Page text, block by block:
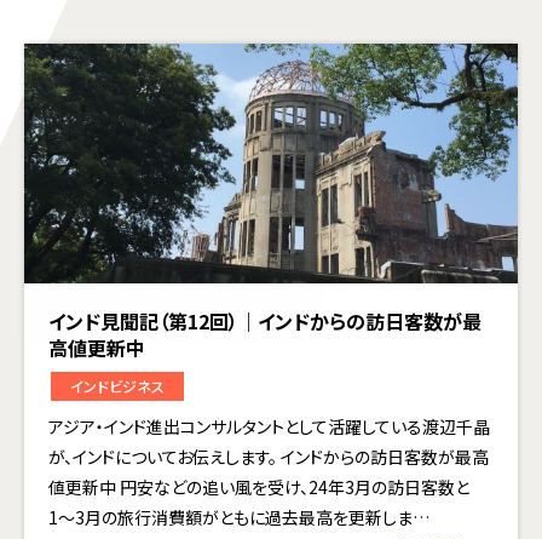
インド見聞記（第12回）｜インドからの訪日客数が最
高値更新中
インドビジネス
アジア・インド進出コンサルタントとして活躍している渡辺千晶
が、インドについてお伝えします。 インドからの訪日客数が最高
値更新中 円安などの追い風を受け、24年3月の訪日客数と
1〜3月の旅行消費額がともに過去最高を更新しま…